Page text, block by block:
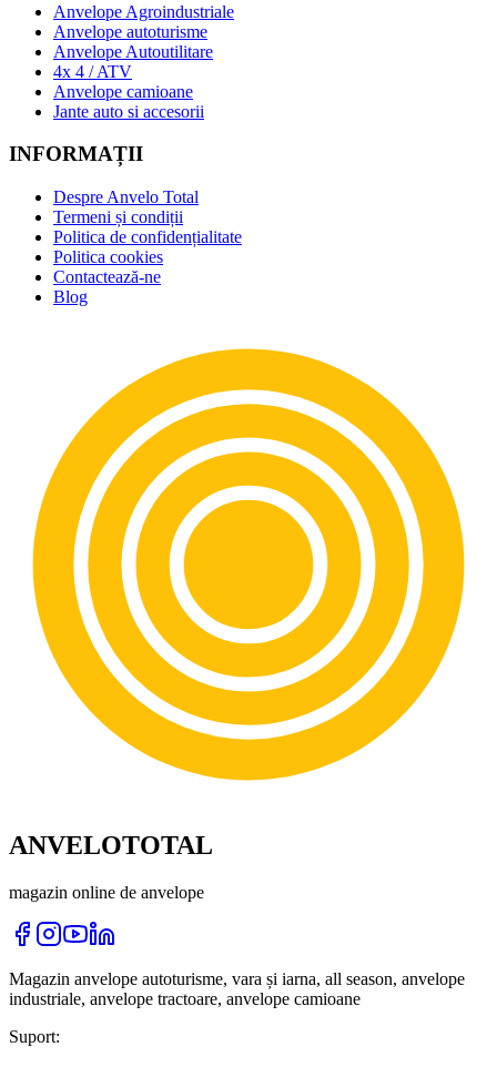
Anvelope Agroindustriale
Anvelope autoturisme
Anvelope Autoutilitare
4x 4 / ATV
Anvelope camioane
Jante auto si accesorii
INFORMAȚII
Despre Anvelo Total
Termeni și condiții
Politica de confidențialitate
Politica cookies
Contactează-ne
Blog
ANVELOTOTAL
magazin online de anvelope
Magazin anvelope autoturisme, vara și iarna, all season, anvelope
industriale, anvelope tractoare, anvelope camioane
Suport: